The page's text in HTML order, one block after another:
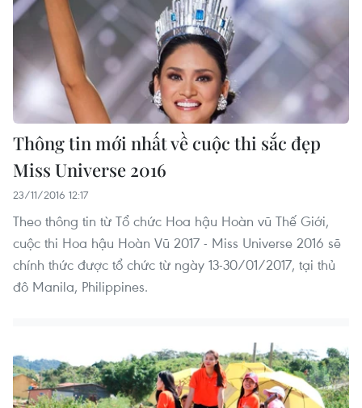
Thông tin mới nhất về cuộc thi sắc đẹp
Miss Universe 2016
23/11/2016 12:17
Theo thông tin từ Tổ chức Hoa hậu Hoàn vũ Thế Giới,
cuộc thi Hoa hậu Hoàn Vũ 2017 - Miss Universe 2016 sẽ
chính thức được tổ chức từ ngày 13-30/01/2017, tại thủ
đô Manila, Philippines.